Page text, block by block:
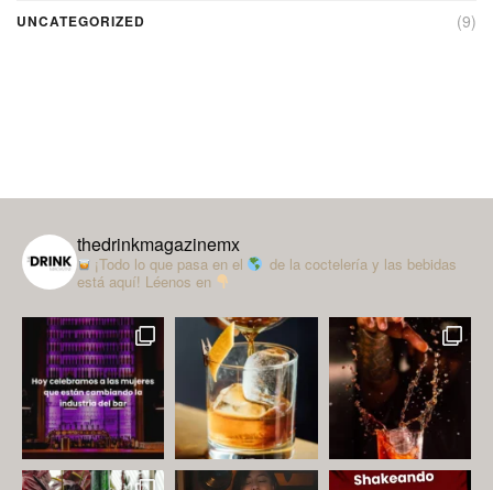
UNCATEGORIZED (9)
thedrinkmagazinemx
¡Todo lo que pasa en el
de la coctelería y las bebidas
está aquí! Léenos en